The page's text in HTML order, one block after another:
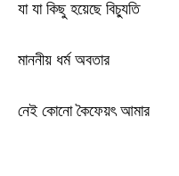
যা যা কিছু হয়েছে বিচ্যুতি
মাননীয় ধর্ম অবতার
নেই কোনো কৈফেয়ৎ আমার